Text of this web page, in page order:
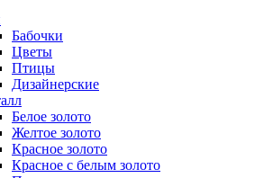
Бабочки
Цветы
Птицы
Дизайнерские
Белое золото
Желтое золото
Красное золото
Красное с белым золото